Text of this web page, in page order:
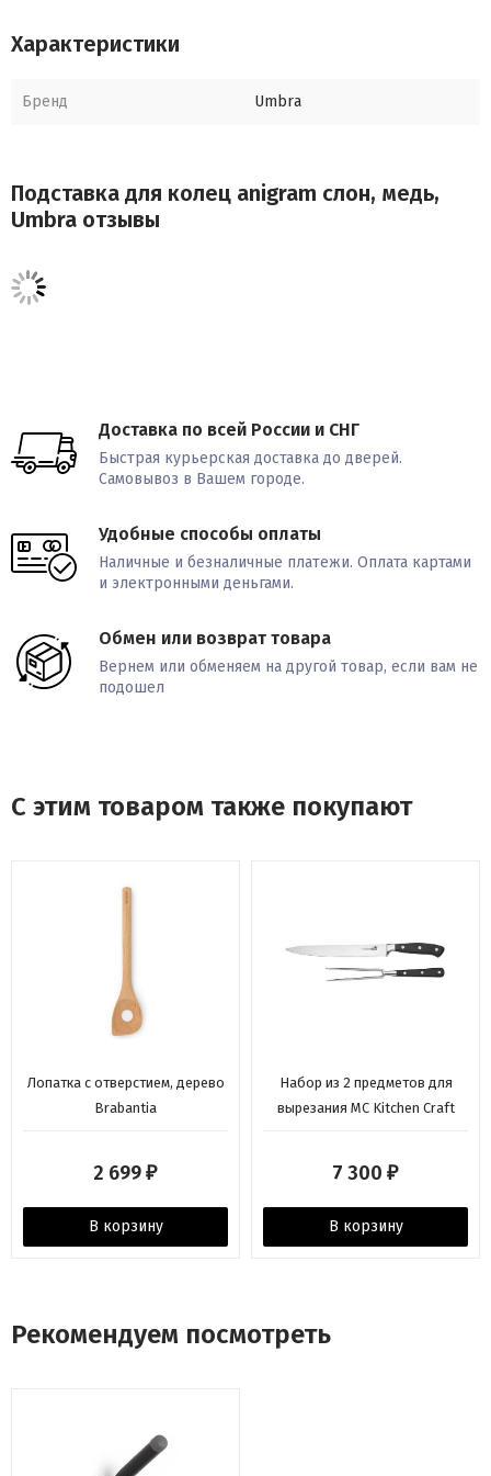
Вес: 125 гр
Размеры: 7,5 х 3 х 4,5
Характеристики
Бренд Umbra
Подставка для колец anigram слон, медь,
Umbra отзывы
Доставка по всей России и СНГ
Быстрая курьерская доставка до дверей.
Самовывоз в Вашем городе.
Удобные способы оплаты
Наличные и безналичные платежи. Оплата картами
и электронными деньгами.
Обмен или возврат товара
Вернем или обменяем на другой товар, если вам не
подошел
С этим товаром также покупают
Лопатка с отверстием, дерево
Brabantia
2 699 ₽
В корзину
Набор из 2 предметов для
вырезания MC Kitchen Craft
7 300 ₽
В корзину
Рекомендуем посмотреть